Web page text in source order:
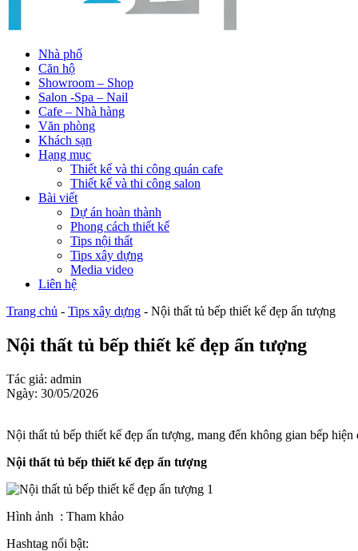
Nhà phố
Căn hộ
Showroom – Shop
Salon -Spa – Nail
Cafe – Nhà hàng
Văn phòng
Khách sạn
Hạng mục
Thiết kế và thi công quán cafe
Thiết kế và thi công salon
Bài viết
Dự án hoàn thành
Phong cách thiết kế
Tips nội thất
Tips xây dựng
Media video
Liên hệ
Trang chủ - Tips xây dựng - Nội thất tủ bếp thiết kế đẹp ấn tượng
Nội thất tủ bếp thiết kế đẹp ấn tượng
Tác giả: admin
Ngày: 30/05/2026
Nội thất tủ bếp thiết kế đẹp ấn tượng, mang đến không gian bếp
Nội thất tủ bếp thiết kế đẹp ấn tượng
Hình ảnh : Tham khảo
Hashtag nổi bật: